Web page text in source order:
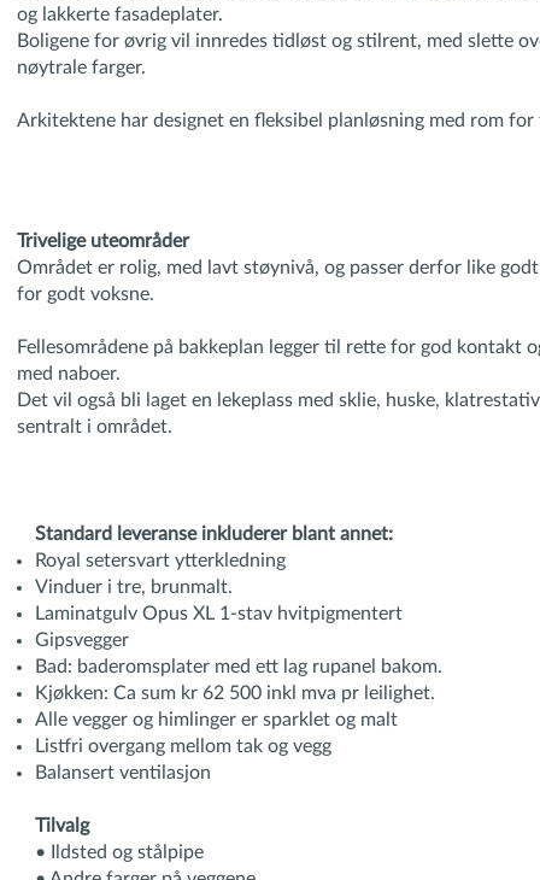
Standard leveranse inkluderer blant annet:
Royal setersvart ytterkledning
Vinduer i tre, brunmalt.
Laminatgulv Opus XL 1-stav hvitpigmentert
Gipsvegger
Bad: baderomsplater med ett lag rupanel bakom.
Kjøkken: Ca sum kr 62 500 inkl mva pr leilighet.
Alle vegger og himlinger er sparklet og malt
Listfri overgang mellom tak og vegg
Balansert ventilasjon
Tilvalg
• Ildsted og stålpipe
og lakkerte fasadeplater.
Boligene for øvrig vil innredes tidløst og stilrent, med slette
nøytrale farger.
Arkitektene har designet en fleksibel planløsning med rom for
Trivelige uteområder
Området er rolig, med lavt støynivå, og passer derfor like
for godt voksne.
Fellesområdene på bakkeplan legger til rette for god kontakt
med naboer.
Det vil også bli laget en lekeplass med sklie, huske,
sentralt i området.